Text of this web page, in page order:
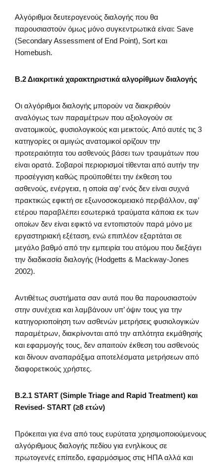
Αλγόριθμοι δευτερογενούς διαλογής που θα
παρουσιαστούν όμως μόνο συγκεντρωτικά είναι: Save
(Secondary Assessment of End Point), Sort και
Homebush.
Β.2 Διακριτικά χαρακτηριστικά αλγορίθμων διαλογής
Οι αλγόριθμοι διαλογής μπορούν να διακριθούν
αναλόγως των παραμέτρων που αξιολογούν σε
ανατομικούς, φυσιολογικούς και μεικτούς. Από αυτές τις 3
κατηγορίες οι αμιγώς ανατομικοί ορίζουν την
προτεραιότητα του ασθενούς βάσει των τραυμάτων που
είναι ορατά. Σοβαροί περιορισμοί τίθενται από αυτήν την
προσέγγιση καθώς προϋποθέτει την έκθεση του
ασθενούς, ενέργεια, η οποία αφ’ ενός δεν είναι συχνά
πρακτικώς εφικτή σε εξωνοσοκομειακό περιβάλλον, αφ’
ετέρου παραβλέπει εσωτερικά τραύματα κάποια εκ των
οποίων δεν είναι εφικτό να εντοπιστούν παρά μόνο με
εργαστηριακή εξέταση, ενώ επιπλέον εξαρτάται σε
μεγάλο βαθμό από την εμπειρία του ατόμου που διεξάγει
την διαδικασία διαλογής (Hodgetts & Mackway-Jones
2002).
Αντιθέτως συστήματα σαν αυτά που θα παρουσιαστούν
στην συνέχεια και λαμβάνουν υπ’ όψιν τους για την
κατηγοριοποίηση των ασθενών μετρήσεις φυσιολογικών
παραμέτρων, διακρίνονται από την απλότητα εκμάθησής
και εφαρμογής τους, δεν απαιτούν έκθεση του ασθενούς
και δίνουν αναπαράξιμα αποτελέσματα μετρήσεων από
διαφορετικούς χρήστες.
Β.2.1 START (Simple Triage and Rapid Treatment) και
Revised- START (≥8 ετών)
Πρόκειται για ένα από τους ευρύτατα χρησιμοποιούμενους
αλγόριθμους διαλογής πεδίου για ενηλίκους σε
πρωτογενές επίπεδο, εφαρμόσιμος στις ΗΠΑ αλλά και